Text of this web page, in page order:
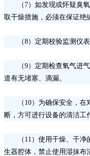
（ 7）如发现或怀疑臭
取干燥措施，必须在保证绝
（8）定期校验监测仪
（9）定期检查氧气进
道有无堵塞、滴漏。
（ 10）为确保安全，在
断，方可进行设备的清洁工
（ 11）使用干燥、干净
生器腔体，禁止使用湿抹布